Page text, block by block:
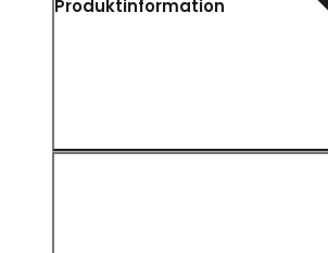
Produktinformation